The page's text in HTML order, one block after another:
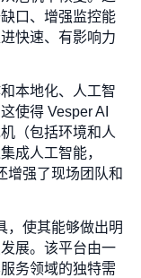
口、增强监控能
快速、有影响力
本地化、人工智
使得 Vesper AI
（包括环境和人
成人工智能，
增强了现场团队和
，使其能够做出明
展。该平台由一
务领域的独特需